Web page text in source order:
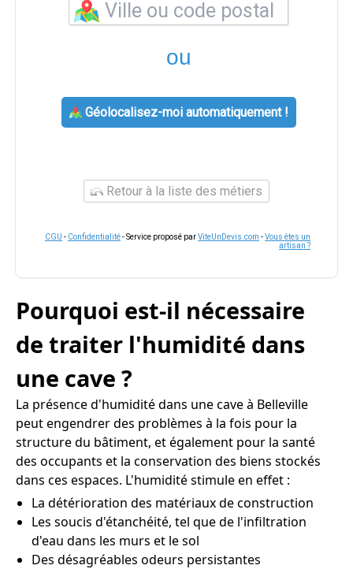
ou
Géolocalisez-moi automatiquement !
Retour à la liste des métiers
CGU - Confidentialité- Service proposé parViteUnDevis.com -Vous êtes un
artisan ?
Pourquoi est-il nécessaire
de traiter l'humidité dans
une cave ?
La présence d'humidité dans une cave à Belleville
peut engendrer des problèmes à la fois pour la
structure du bâtiment, et également pour la santé
des occupants et la conservation des biens stockés
dans ces espaces. L'humidité stimule en effet :
La détérioration des matériaux de construction
Les soucis d'étanchéité, tel que de l'infiltration
d'eau dans les murs et le sol
Des désagréables odeurs persistantes